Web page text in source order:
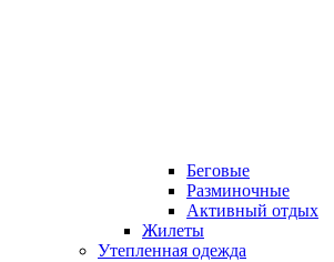
Беговые
Разминочные
Активный отдых
Жилеты
Утепленная одежда